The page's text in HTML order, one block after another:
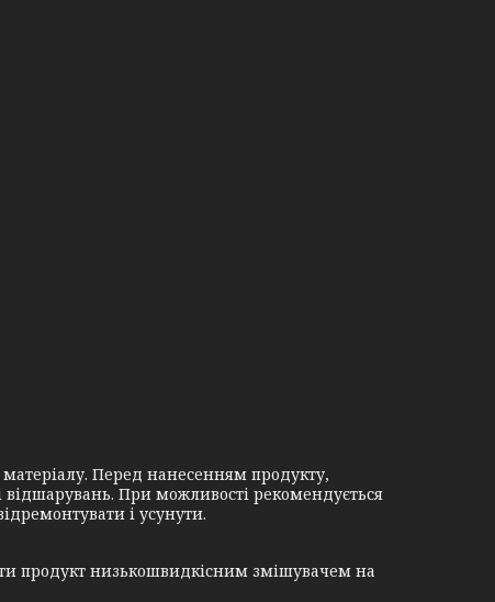
матеріалу. Перед нанесенням продукту,
При можливості рекомендується
і усунути.
продукт низькошвидкісним змішувачем на